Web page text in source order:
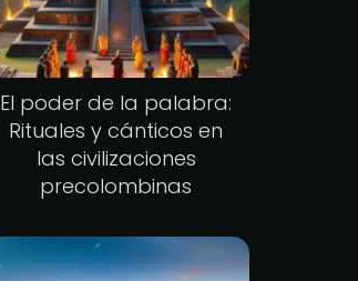
El poder de la palabra:
Rituales y cánticos en
las civilizaciones
precolombinas